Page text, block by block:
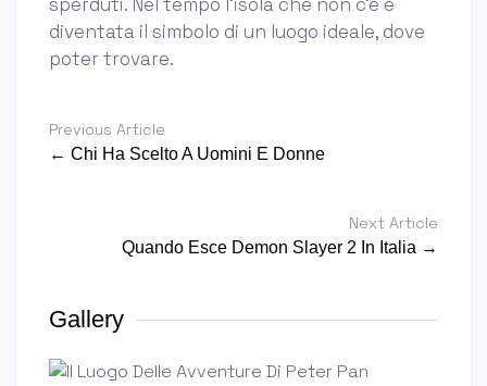
diventata il simbolo di un luogo ideale, dove
poter trovare.
Previous Article
← Chi Ha Scelto A Uomini E Donne
Next Article
Quando Esce Demon Slayer 2 In Italia →
Gallery